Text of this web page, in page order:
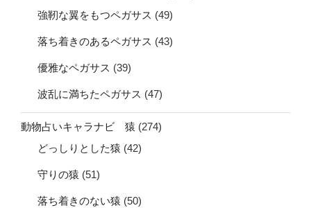
強靭な翼をもつペガサス (49)
落ち着きのあるペガサス (43)
優雅なペガサス (39)
波乱に満ちたペガサス (47)
動物占いキャラナビ 猿 (274)
どっしりとした猿 (42)
守りの猿 (51)
落ち着きのない猿 (50)